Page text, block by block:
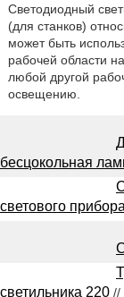
Светодиодный
(для станков)
может быть
рабочей области
любой другой
освещению.
бесцокольная
светового
светильника 220 //